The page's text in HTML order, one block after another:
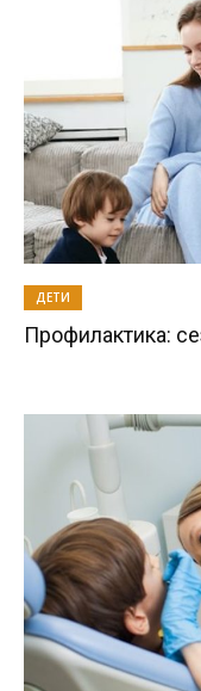
ДЕТИ
Профилактика: